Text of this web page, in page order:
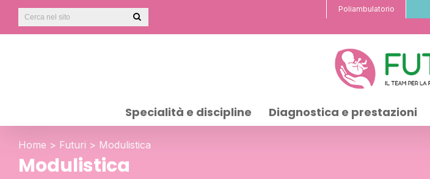
Poliambulatorio
Specialità e discipline Diagnostica e prestazioni
Home > Futuri > Modulistica
Modulistica